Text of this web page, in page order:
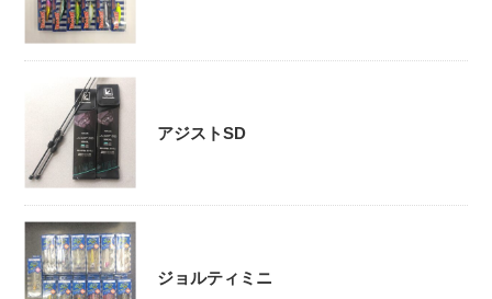
アジストSD
ジョルティミニ